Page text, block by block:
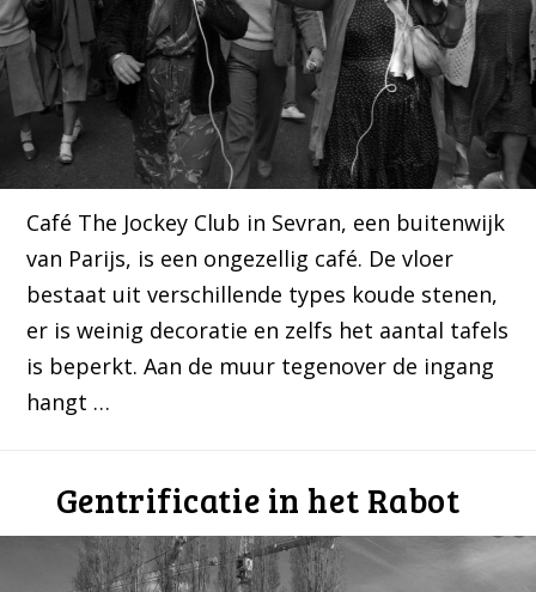
Café The Jockey Club in Sevran, een buitenwijk
van Parijs, is een ongezellig café. De vloer
bestaat uit verschillende types koude stenen,
er is weinig decoratie en zelfs het aantal tafels
is beperkt. Aan de muur tegenover de ingang
hangt …
Gentrificatie in het Rabot